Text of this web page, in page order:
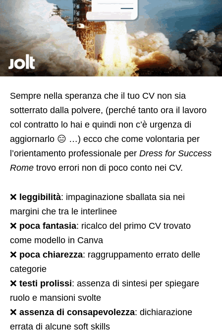
Sempre nella speranza che il tuo CV non sia
sotterrato dalla polvere, (perché tanto ora il lavoro
col contratto lo hai e quindi non c’è urgenza di
aggiornarlo 😑 …) ecco che come volontaria per
l’orientamento professionale per Dress for Success
Rome trovo errori non di poco conto nei CV.
❌ leggibilità: impaginazione sballata sia nei
margini che tra le interlinee
❌ poca fantasia: ricalco del primo CV trovato
come modello in Canva
❌ poca chiarezza: raggruppamento errato delle
categorie
❌ testi prolissi: assenza di sintesi per spiegare
ruolo e mansioni svolte
❌ assenza di consapevolezza: dichiarazione
errata di alcune soft skills